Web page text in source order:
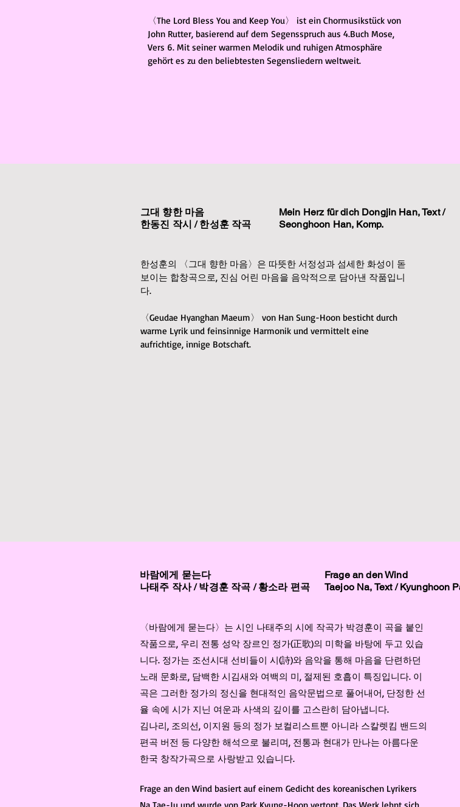
〈The Lord Bless You and Keep You〉 ist ein Chormusikstück von
John Rutter, basierend auf dem Segensspruch aus 4.Buch Mose,
Vers 6. Mit seiner warmen Melodik und ruhigen Atmosphäre
gehört es zu den beliebtesten Segensliedern weltweit.
그대 향한 마음
한동진 작시 / 한성훈 작곡
Mein Herz für dich Dongjin Han, Text /
Seonghoon Han, Komp.
한성훈의 〈그대 향한 마음〉은 따뜻한 서정성과 섬세한 화성이 돋
보이는 합창곡으로, 진심 어린 마음을 음악적으로 담아낸 작품입니
다.
〈Geudae Hyanghan Maeum〉 von Han Sung-Hoon besticht durch
warme Lyrik und feinsinnige Harmonik und vermittelt eine
aufrichtige, innige Botschaft.
바람에게 묻는다
나태주 작사 / 박경훈 작곡 / 황소라 편곡
Frage an den Wind
Taejoo Na, Text / Kyunghoon
〈바람에게 묻는다〉는 시인 나태주의 시에 작곡가 박경훈이 곡을 붙인
작품으로, 우리 전통 성악 장르인 정가(正歌)의 미학을 바탕에 두고 있습
니다. 정가는 조선시대 선비들이 시(詩)와 음악을 통해 마음을 단련하던
노래 문화로, 담백한 시김새와 여백의 미, 절제된 호흡이 특징입니다. 이
곡은 그러한 정가의 정신을 현대적인 음악문법으로 풀어내어, 단정한 선
율 속에 시가 지닌 여운과 사색의 깊이를 고스란히 담아냅니다.
김나리, 조의선, 이지원 등의 정가 보컬리스트뿐 아니라 스칼렛킴 밴드의
편곡 버전 등 다양한 해석으로 불리며, 전통과 현대가 만나는 아름다운
한국 창작가곡으로 사랑받고 있습니다.
Frage an den Wind basiert auf einem Gedicht des koreanischen Lyrikers